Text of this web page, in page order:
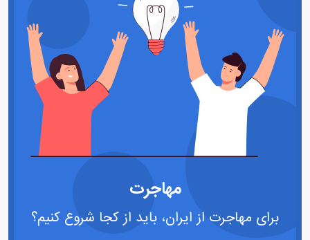
مهاجرت
برای مهاجرت از ایران، باید از کجا شروع کنیم؟